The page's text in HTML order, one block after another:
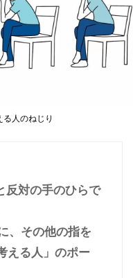
人のねじり
反対の手のひらで
、その他の指を
える人」のポー